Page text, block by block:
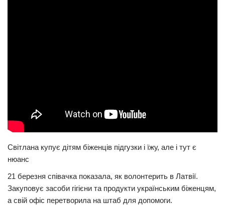
Світлана купує дітям біженців підгузки і їжу, але і тут є
нюанс
21 березня співачка показала, як волонтерить в Латвії.
Закуповує засоби гігієни та продукти українським біженцям,
а свій офіс перетворила на штаб для допомоги.